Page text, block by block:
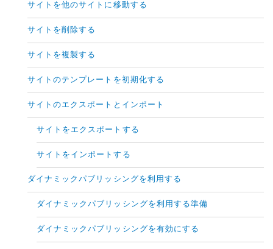
サイトを他のサイトに移動する
サイトを削除する
サイトを複製する
サイトのテンプレートを初期化する
サイトのエクスポートとインポート
サイトをエクスポートする
サイトをインポートする
ダイナミックパブリッシングを利用する
ダイナミックパブリッシングを利用する準備
ダイナミックパブリッシングを有効にする